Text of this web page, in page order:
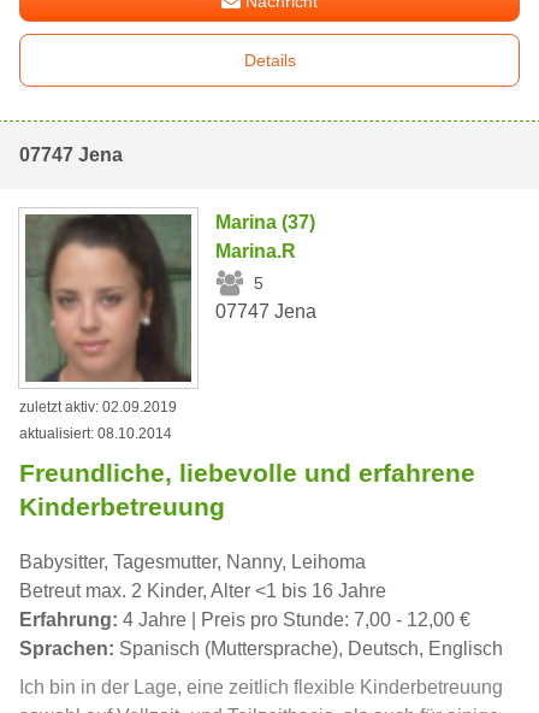
Details
07747 Jena
Marina (37)
Marina.R
5
07747 Jena
zuletzt aktiv: 02.09.2019
aktualisiert: 08.10.2014
Freundliche, liebevolle und erfahrene
Kinderbetreuung
Babysitter, Tagesmutter, Nanny, Leihoma
Betreut max. 2 Kinder, Alter <1 bis 16 Jahre
Erfahrung: 4 Jahre | Preis pro Stunde: 7,00 - 12,00 €
Sprachen: Spanisch (Muttersprache), Deutsch, Englisch
Ich bin in der Lage, eine zeitlich flexible Kinderbetreuung